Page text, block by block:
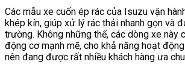
Các mẫu xe cuốn ép rác của Isuzu vận
khép kín, giúp xử lý rác thải nhanh gọn và
trường. Không những thế, các dòng xe này
động cơ mạnh mẽ, cho khả năng hoạt
nên đang được rất nhiều khách hàng ưa